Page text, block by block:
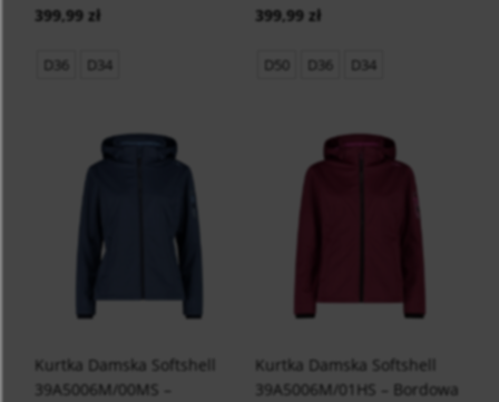
399,99 zł
D36 D34
399,99 zł
D50 D36 D34
Kurtka Damska Softshell
39A5006M/00MS –
Kurtka Damska Softshell
39A5006M/01HS – Bordowa